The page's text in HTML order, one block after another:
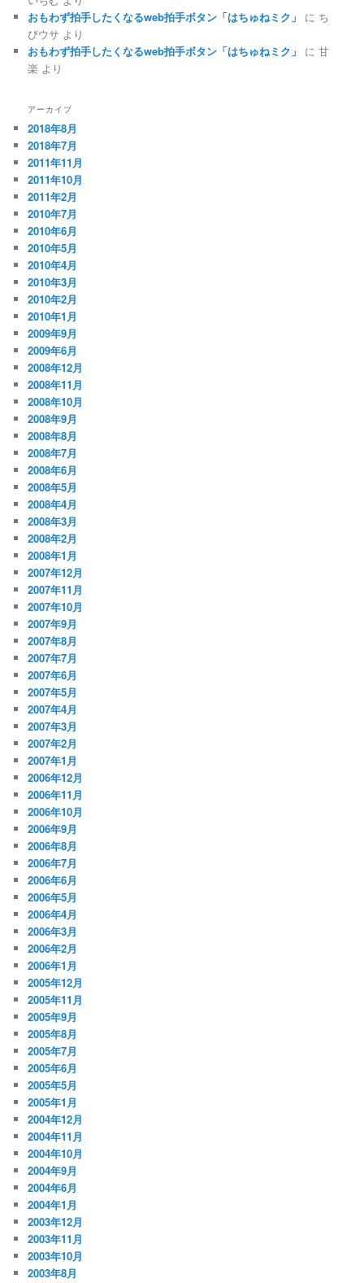
おもわず拍手したくなるweb拍手ボタン「はちゅねミク」
に ち
びウサ より
おもわず拍手したくなるweb拍手ボタン「はちゅねミク」
に甘
楽 より
アーカイブ
2018年8月
2018年7月
2011年11月
2011年10月
2011年2月
2010年7月
2010年6月
2010年5月
2010年4月
2010年3月
2010年2月
2010年1月
2009年9月
2009年6月
2008年12月
2008年11月
2008年10月
2008年9月
2008年8月
2008年7月
2008年6月
2008年5月
2008年4月
2008年3月
2008年2月
2008年1月
2007年12月
2007年11月
2007年10月
2007年9月
2007年8月
2007年7月
2007年6月
2007年5月
2007年4月
2007年3月
2007年2月
2007年1月
2006年12月
2006年11月
2006年10月
2006年9月
2006年8月
2006年7月
2006年6月
2006年5月
2006年4月
2006年3月
2006年2月
2006年1月
2005年12月
2005年11月
2005年9月
2005年8月
2005年7月
2005年6月
2005年5月
2005年1月
2004年12月
2004年11月
2004年10月
2004年9月
2004年6月
2004年1月
2003年12月
2003年11月
2003年10月
2003年8月